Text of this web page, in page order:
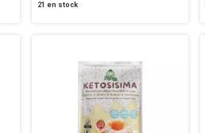
21 en stock